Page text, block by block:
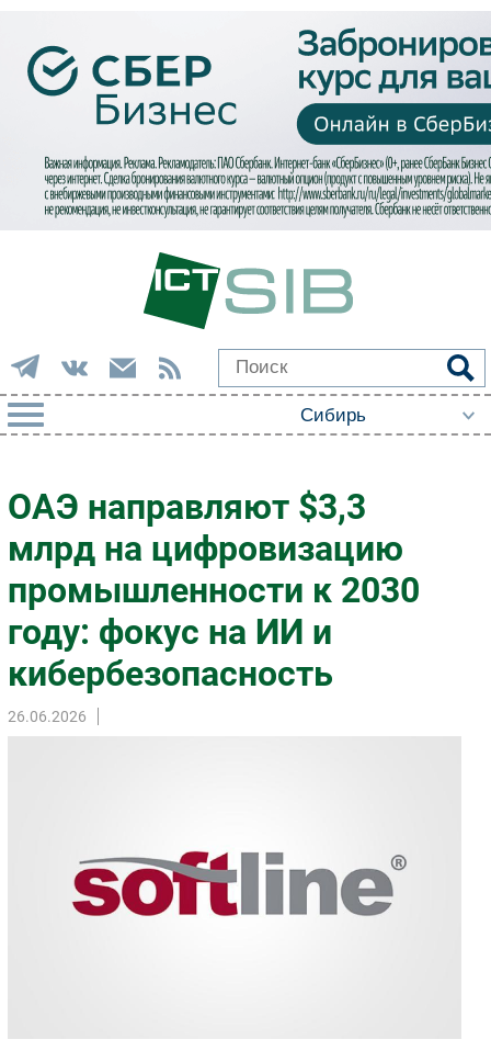
Импорто­замещение
Автоматизация Промышленности
Интернет
Фиксированная связь
Интеграция
Рынок ПК
Маркетинг
Outsourcing
Кадры
Регулирование
Инновации
ОАЭ направляют $3,3
млрд на цифровизацию
промышленности к 2030
году: фокус на ИИ и
кибербезопасность
26.06.2026